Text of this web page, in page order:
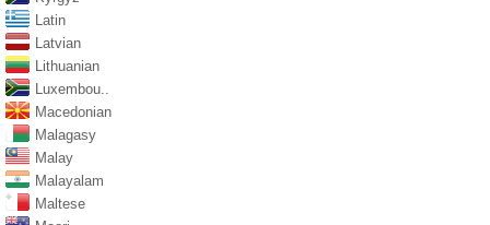
Latin
Latvian
Lithuanian
Luxembou..
Macedonian
Malagasy
Malay
Malayalam
Maltese